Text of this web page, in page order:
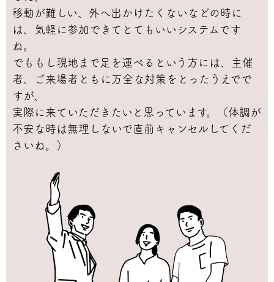
移動が難しい、外へ出かけたくないなどの時に
は、気軽に参加できてとてもいいシステムです
ね。
でももし現地まで足を運べるという方には、主催
者、ご来場者ともに万全な対策をとったうえでで
すが、
実際に来ていただきたいと思っています。（体調が
不安な時は無理しないで直前キャンセルしてくだ
さいね。）